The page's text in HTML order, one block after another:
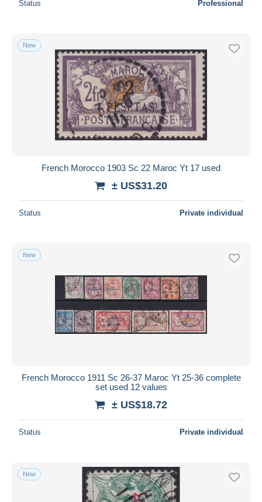
Status Professional
New
French Morocco 1903 Sc 22 Maroc Yt 17 used
± US$31.20
Status Private individual
New
French Morocco 1911 Sc 26-37 Maroc Yt 25-36 complete
set used 12 values
± US$18.72
Status Private individual
New